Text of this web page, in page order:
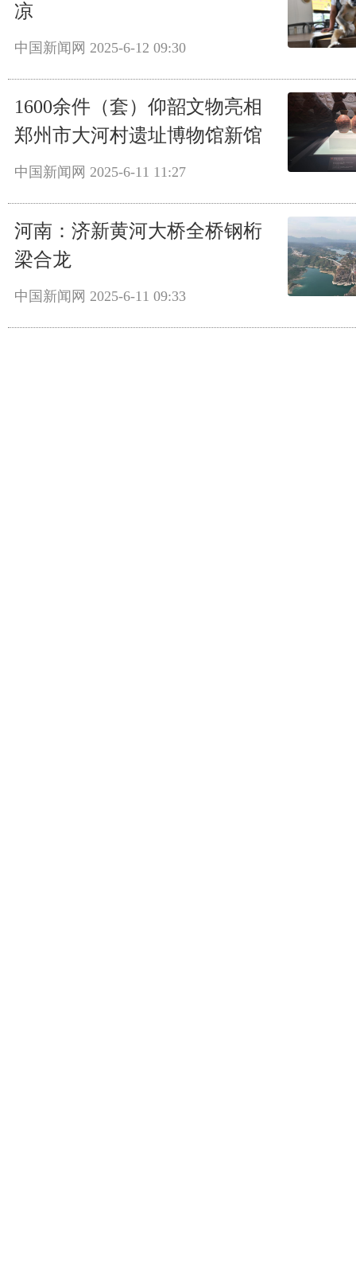
凉
中国新闻网 2025-6-12 09:30
1600余件（套）仰韶文物亮相
郑州市大河村遗址博物馆新馆
中国新闻网 2025-6-11 11:27
河南：济新黄河大桥全桥钢桁
梁合龙
中国新闻网 2025-6-11 09:33